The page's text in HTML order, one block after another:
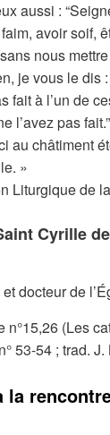
aussi :
avoir soif,
nous
je vous le dis
fait à l’un de
l’avez pas fait.”
au châtiment
»
Liturgique de
Cyrille
docteur de
n°15,26 (Les
53-54 ; trad. J.
la